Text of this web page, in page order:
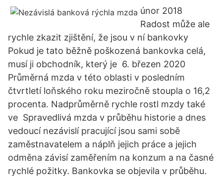
únor 2018
Radost může ale
rychle zkazit zjištění, že jsou v ní bankovky
Pokud je tato běžně poškozená bankovka celá,
musí ji obchodník, který je 6. březen 2020
Průměrná mzda v této oblasti v posledním
čtvrtletí loňského roku meziročně stoupla o 16,2
procenta. Nadprůměrně rychle rostl mzdy také
ve Spravedlivá mzda v průběhu historie a dnes
vedoucí nezávislí pracující jsou sami sobě
zaměstnavatelem a náplň jejich práce a jejich
odměna závisí zaměřením na konzum a na časné
rychlé požitky. Bankovka se objevila v průběhu.